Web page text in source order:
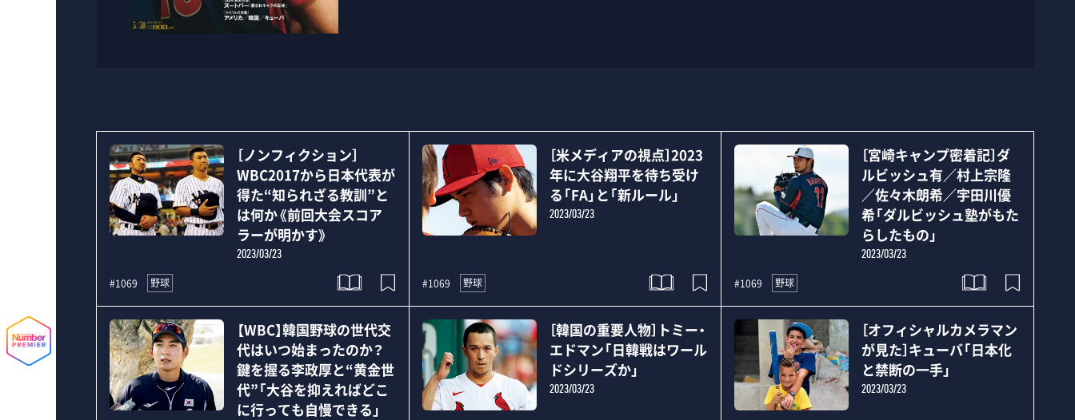
［ノンフィクション］
WBC2017から日本代表が
得た“知られざる教訓”と
は何か《前回大会スコア
ラーが明かす》
2023/03/23
#1069 野球
［米メディアの視点］2023
年に大谷翔平を待ち受け
る「FA」と「新ルール」
2023/03/23
#1069 野球
［宮崎キャンプ密着記］ダ
ルビッシュ有／村上宗隆
／佐々木朗希／宇田川優
希「ダルビッシュ塾がもた
らしたもの」
2023/03/23
#1069 野球
【WBC】韓国野球の世代交
代はいつ始まったのか？
鍵を握る李政厚と“黄金世
代”「大谷を抑えればどこ
に行っても自慢できる」
［韓国の重要人物］トミー・
エドマン「日韓戦はワール
ドシリーズか」
2023/03/23
［オフィシャルカメラマン
が見た］キューバ「日本化
と禁断の一手」
2023/03/23